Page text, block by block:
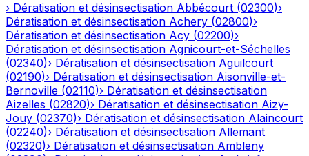
› Dératisation et désinsectisation Abbécourt (02300)›
Dératisation et désinsectisation Achery (02800)›
Dératisation et désinsectisation Acy (02200)›
Dératisation et désinsectisation Agnicourt-et-Séchelles
(02340)› Dératisation et désinsectisation Aguilcourt
(02190)› Dératisation et désinsectisation Aisonville-et-
Bernoville (02110)› Dératisation et désinsectisation
Aizelles (02820)› Dératisation et désinsectisation Aizy-
Jouy (02370)› Dératisation et désinsectisation Alaincourt
(02240)› Dératisation et désinsectisation Allemant
(02320)› Dératisation et désinsectisation Ambleny